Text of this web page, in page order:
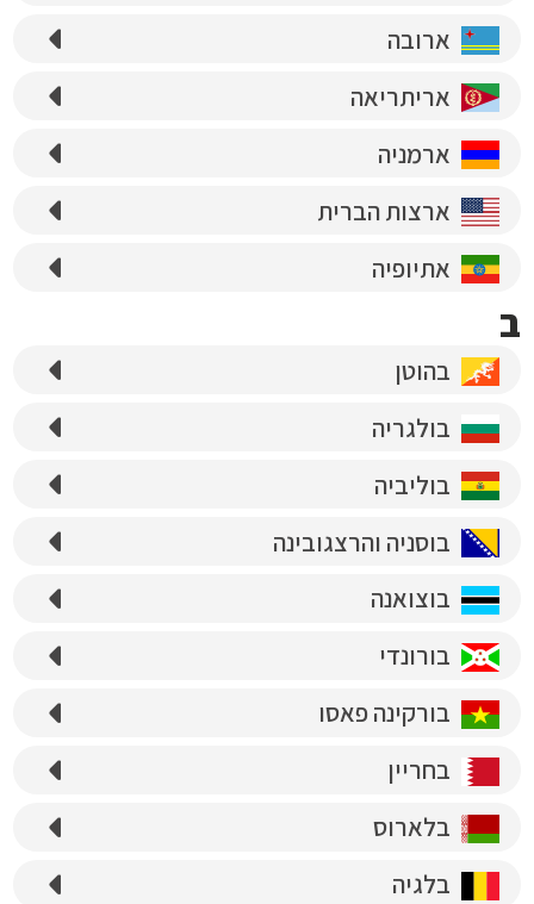
ארובה
אריתריאה
ארמניה
ארצות הברית
אתיופיה
ב
בהוטן
בולגריה
בוליביה
בוסניה והרצגובינה
בוצואנה
בורונדי
בורקינה פאסו
בחריין
בלארוס
בלגיה